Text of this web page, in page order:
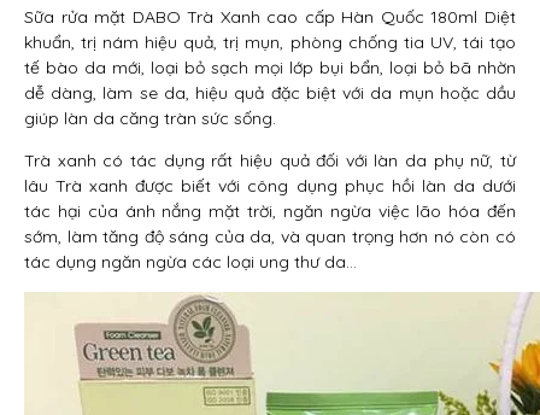
Sữa rửa mặt DABO Trà Xanh cao cấp Hàn Quốc 180ml Diệt
khuẩn, trị nám hiệu quả, trị mụn, phòng chống tia UV, tái tạo
tế bào da mới, loại bỏ sạch mọi lớp bụi bẩn, loại bỏ bã nhờn
dễ dàng, làm se da, hiệu quả đặc biệt với da mụn hoặc dầu
giúp làn da căng tràn sức sống.
Trà xanh có tác dụng rất hiệu quả đối với làn da phụ nữ, từ
lâu Trà xanh được biết với công dụng phục hồi làn da dưới
tác hại của ánh nắng mặt trời, ngăn ngừa việc lão hóa đến
sớm, làm tăng độ sáng của da, và quan trọng hơn nó còn có
tác dụng ngăn ngừa các loại ung thư da…